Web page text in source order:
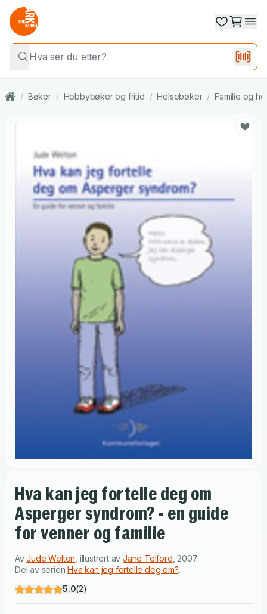
/ Bøker / Hobbybøker og fritid / Helsebøker / Familie og
Hva kan jeg fortelle deg om
Asperger syndrom? - en guide
for venner og familie
AvJude Welton illustrert avJane Telford 2007.
Del av serienHva kan jeg fortelle deg om?.
5.0(2)